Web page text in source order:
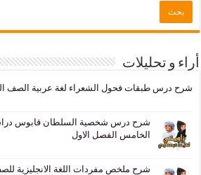
فحول الشعراء لغة عربية الصف الحادي عشر
شرح درس شخصية السلطان قابوس دراسات
الخامس الفصل الاول
شرح ملخص مفردات اللغة الانجليزية للصف التاسع